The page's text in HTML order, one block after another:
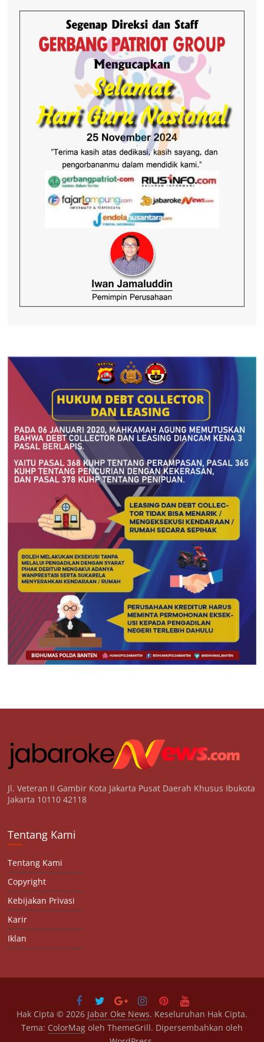
Jl. Veteran II Gambir Kota Jakarta Pusat Daerah Khusus Ibukota
Jakarta 10110 42118
Tentang Kami
Tentang Kami
Copyright
Kebijakan Privasi
Karir
Iklan
Hak Cipta © 2026 Jabar Oke News. Keseluruhan Hak Cipta.
Tema: ColorMagoleh ThemeGrill. Dipersembahkan oleh